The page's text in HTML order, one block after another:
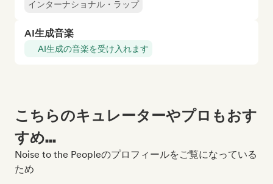
インターナショナル・ラップ
AI生成音楽
AI生成の音楽を受け入れます
こちらのキュレーターやプロもおす
すめ...
Noise to the Peopleのプロフィールをご覧になっている
ため